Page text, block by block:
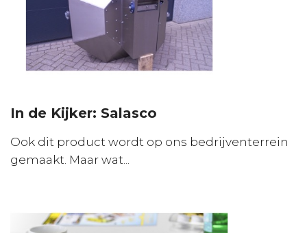
In de Kijker: Salasco
Ook dit product wordt op ons bedrijventerrein
gemaakt. Maar wat...